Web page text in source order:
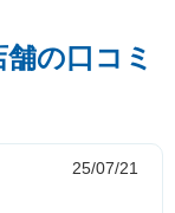
の口コミ
25/07/21